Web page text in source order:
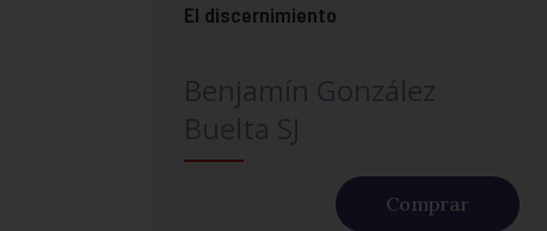
El discernimiento
Comprar